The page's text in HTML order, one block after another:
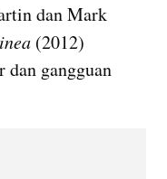
dan Mark
(2012)
gangguan